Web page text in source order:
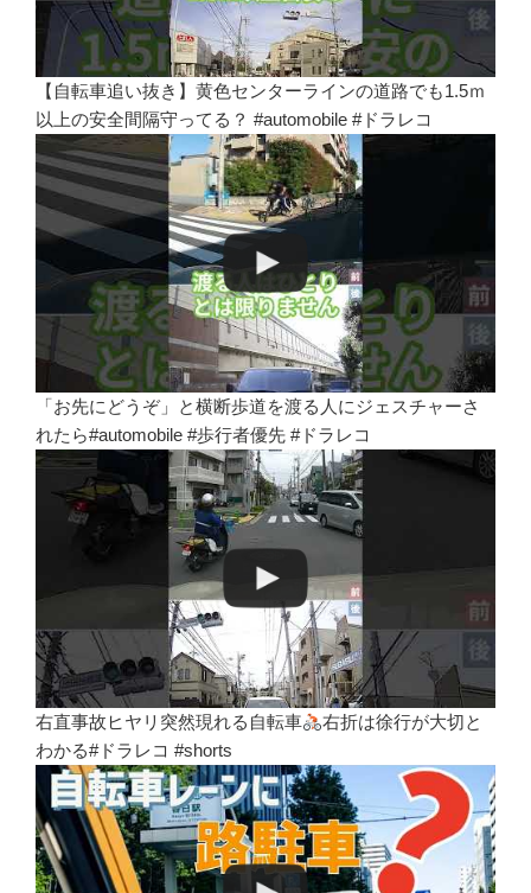
【自転車追い抜き】黄色センターラインの道路でも1.5ｍ
以上の安全間隔守ってる？ #automobile #ドラレコ
「お先にどうぞ」と横断歩道を渡る人にジェスチャーさ
れたら#automobile #歩行者優先 #ドラレコ
右直事故ヒヤリ突然現れる自転車
右折は徐行が大切と
わかる#ドラレコ #shorts